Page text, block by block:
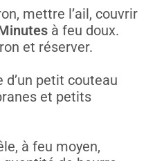
mettre l’ail, couvrir
à feu doux.
et réserver.
d’un petit couteau
et petits
à feu moyen,